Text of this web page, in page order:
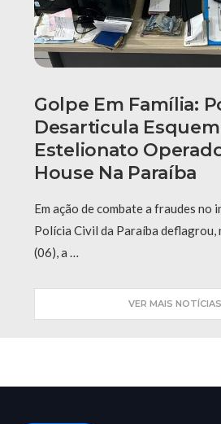
Golpe Em Família:
Desarticula
Estelionato
House Na Paraíba
Em ação de combate a fraudes no
Polícia Civil da Paraíba
(06), a …
VER MAIS NOTÍCIAS